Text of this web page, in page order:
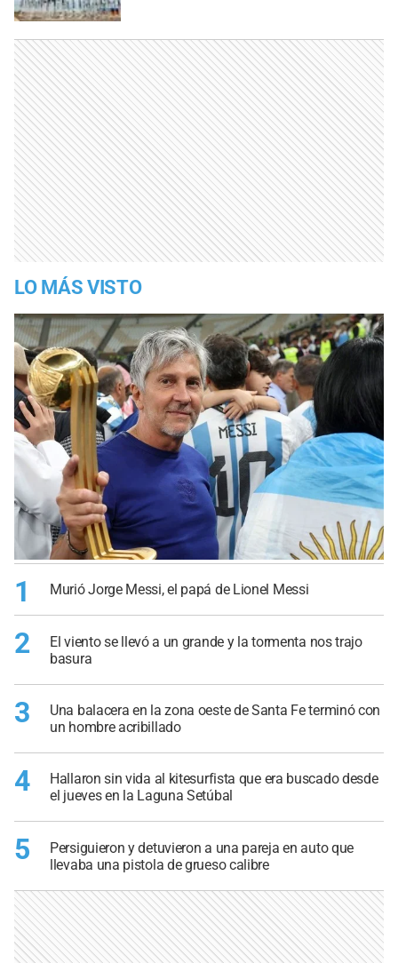
LO MÁS VISTO
1 Murió Jorge Messi, el papá de Lionel Messi
2
El viento se llevó a un grande y la tormenta nos trajo
basura
3
Una balacera en la zona oeste de Santa Fe terminó con
un hombre acribillado
4
Hallaron sin vida al kitesurfista que era buscado desde
el jueves en la Laguna Setúbal
5
Persiguieron y detuvieron a una pareja en auto que
llevaba una pistola de grueso calibre